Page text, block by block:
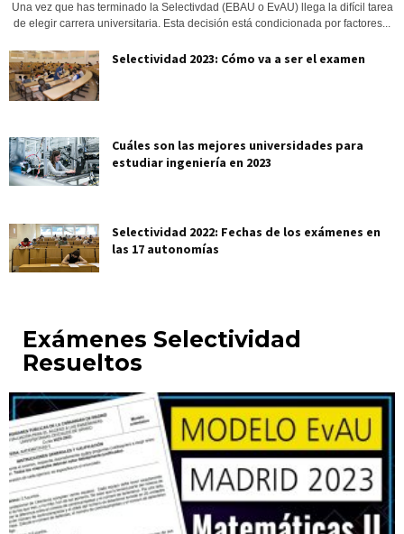
Una vez que has terminado la Selectivdad (EBAU o EvAU) llega la difícil tarea
de elegir carrera universitaria. Esta decisión está condicionada por factores...
Selectividad 2023: Cómo va a ser el examen
Cuáles son las mejores universidades para
estudiar ingeniería en 2023
Selectividad 2022: Fechas de los exámenes en
las 17 autonomías
Exámenes Selectividad
Resueltos